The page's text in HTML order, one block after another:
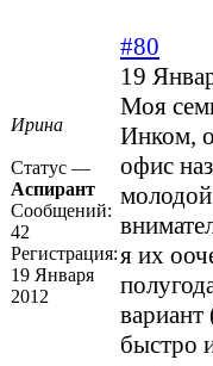
Ирина
Статус —
Аспирант
Сообщений:
42
Регистрация:
19 Января
2012
#80
19
Моя
Инком,
офис
я их
быстро